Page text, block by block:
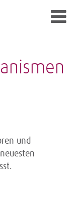
und